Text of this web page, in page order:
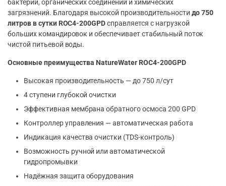
бактерий, органических соединений и химических
загрязнений. Благодаря высокой производительности до 750
литров в сутки ROC4-200GPDсправляется с нагрузкой
больших командировок и обеспечивает стабильный поток
чистой питьевой воды.
Основные преимущества NatureWater ROC4-200GPD
Высокая производительность — до 750 л/сут
4 ступени глубокой очистки
Эффективная мембрана обратного осмоса 200 GPD
Контроллер управления — автоматическая работа
Индикация качества очистки (TDS-контроль)
Возможность ручной или автоматической
гидропромывки
Надёжная защита оборудования